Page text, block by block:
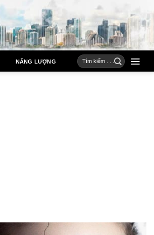
NĂNG LƯỢNG